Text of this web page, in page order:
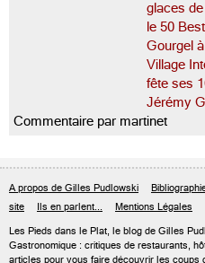
glaces
le 50
Gourgel
Village
fête ses
Jérémy
Commentaire par martinet
A propos de Gilles Pudlowski
site
Ils en parlent... Mentions Légales
Les Pieds dans le Plat, le blog de Gilles
Gastronomique : critiques de restaurants,
articles pour vous faire découvrir les coups